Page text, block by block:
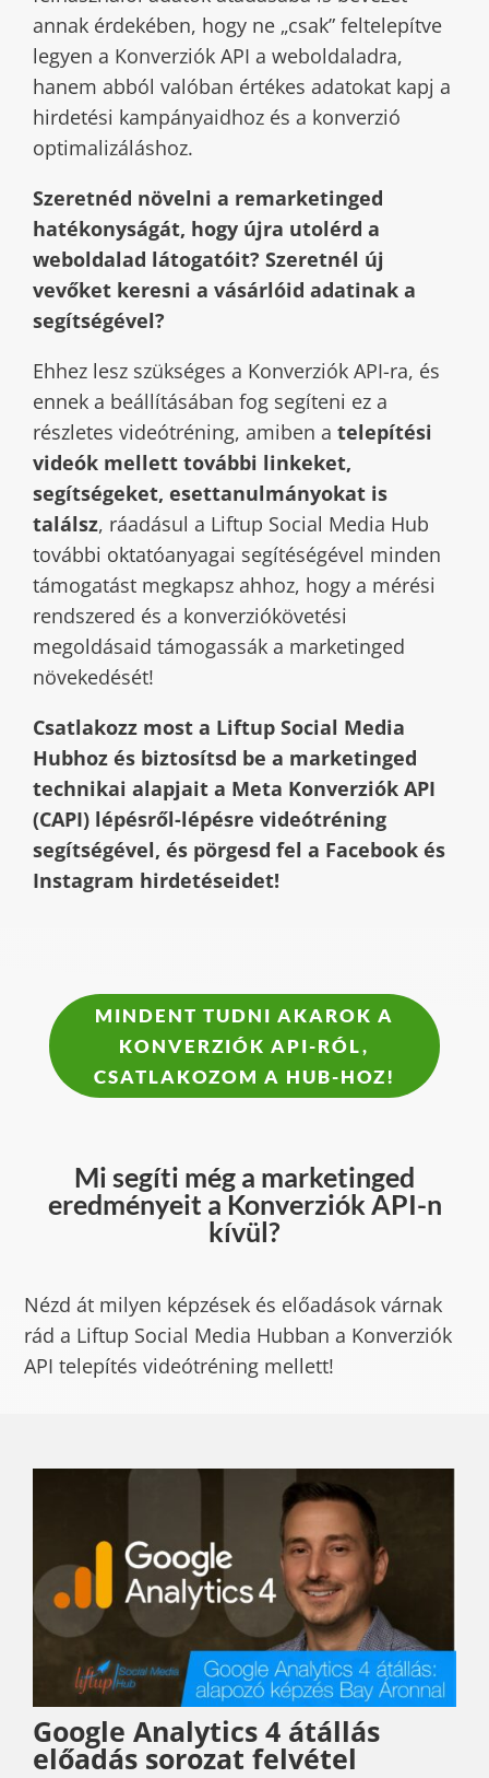
annak érdekében, hogy ne „csak” feltelepítve
legyen a Konverziók API a weboldaladra,
hanem abból valóban értékes adatokat kapj a
hirdetési kampányaidhoz és a konverzió
optimalizáláshoz.
Szeretnéd növelni a remarketinged
hatékonyságát, hogy újra utolérd a
weboldalad látogatóit? Szeretnél új
vevőket keresni a vásárlóid adatinak a
segítségével?
Ehhez lesz szükséges a Konverziók API-ra, és
ennek a beállításában fog segíteni ez a
részletes videótréning, amiben a telepítési
videók mellett további linkeket,
segítségeket, esettanulmányokat is
találsz, ráadásul a Liftup Social Media Hub
további oktatóanyagai segítéségével minden
támogatást megkapsz ahhoz, hogy a mérési
rendszered és a konverziókövetési
megoldásaid támogassák a marketinged
növekedését!
Csatlakozz most a Liftup Social Media
Hubhoz és biztosítsd be a marketinged
technikai alapjait a Meta Konverziók API
(CAPI) lépésről-lépésre videótréning
segítségével, és pörgesd fel a Facebook és
Instagram hirdetéseidet!
MINDENT TUDNI AKAROK A
KONVERZIÓK API-RÓL,
CSATLAKOZOM A HUB-HOZ!
Mi segíti még a marketinged
eredményeit a Konverziók API-n
kívül?
Nézd át milyen képzések és előadások várnak
rád a Liftup Social Media Hubban a Konverziók
API telepítés videótréning mellett!
Google Analytics 4 átállás
előadás sorozat felvétel